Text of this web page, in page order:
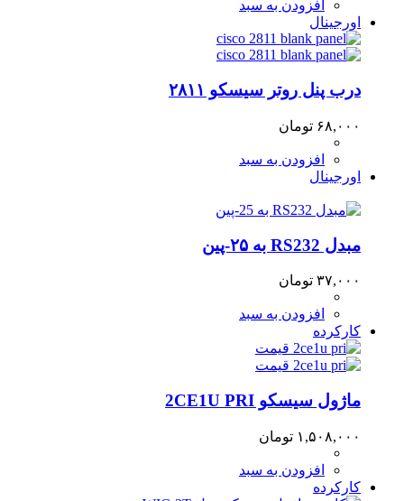
افزودن به سبد
اورجینال
درب پنل روتر سیسکو ۲۸۱۱
۶۸,۰۰۰ تومان
افزودن به سبد
اورجینال
مبدل RS232 به ۲۵-پین
۳۷,۰۰۰ تومان
افزودن به سبد
کارکرده
ماژول سیسکو 2CE1U PRI
۱,۵۰۸,۰۰۰ تومان
افزودن به سبد
کارکرده